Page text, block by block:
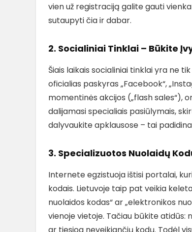
vien už registraciją galite gauti
sutaupyti čia ir dabar.
2. Socialiniai Tinklai – Būkite
Šiais laikais socialiniai tinklai yra ne
oficialias paskyras „Facebook“,
momentinės akcijos („flash sales“),
dalijamasi specialiais pasiūlymais,
dalyvaukite apklausose – tai
3. Specializuotos Nuolaidų
Internete egzistuoja ištisi portalai,
kodais. Lietuvoje taip pat veikia
nuolaidos kodas“ ar „elektronikos
vienoje vietoje. Tačiau būkite atidūs:
ar tiesiog neveikiančių kodų. Todėl